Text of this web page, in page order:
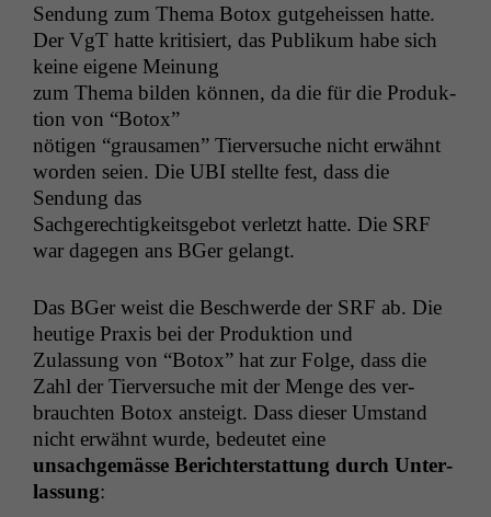
Sendung zum The­ma Botox gut­ge­heis­sen hat­te.
Der VgT hat­te kri­tisiert, das Pub­likum habe sich
keine eigene Meinung
zum The­ma bilden kön­nen, da die für die Pro­duk­
tion von “Botox”
nöti­gen “grausamen” Tierver­suche nicht erwäh­nt
wor­den seien. Die UBI stellte fest, dass die
Sendung das
Sachgerechtigkeits­ge­bot ver­let­zt hat­te. Die SRF
war dage­gen ans BGer gelangt.
Das BGer weist die Beschw­erde der SRF ab. Die
heutige Prax­is bei der Pro­duk­tion und
Zulas­sung von “Botox” hat zur Folge, dass die
Zahl der Tierver­suche mit der Menge des ver­
braucht­en Botox ansteigt. Dass dieser Umstand
nicht erwäh­nt wurde, bedeutet eine
unsachgemässe Berichter­stat­tung durch Unter­
las­sung: